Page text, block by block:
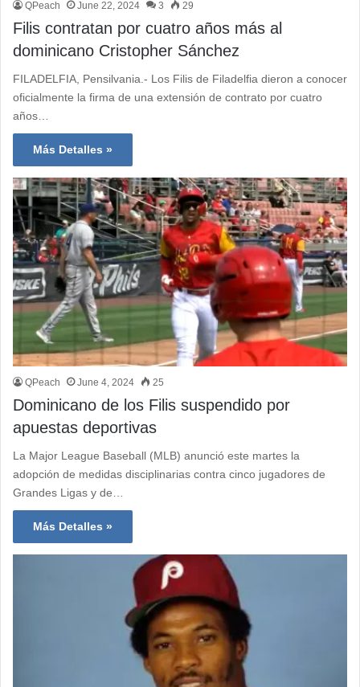
QPeach June 22, 2024 3 29
Filis contratan por cuatro años más al
dominicano Cristopher Sánchez
FILADELFIA, Pensilvania.- Los Filis de Filadelfia dieron a conocer
oficialmente la firma de una extensión de contrato por cuatro
años…
Más Detalles »
QPeach June 4, 2024 25
Dominicano de los Filis suspendido por
apuestas deportivas
La Major League Baseball (MLB) anunció este martes la
adopción de medidas disciplinarias contra cinco jugadores de
Grandes Ligas y de…
Más Detalles »